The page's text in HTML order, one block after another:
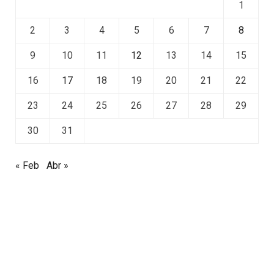
1
2 3 4 5 6 7 8
9 10 11 12 13 14 15
16 17 18 19 20 21 22
23 24 25 26 27 28 29
30 31
« Feb Abr »